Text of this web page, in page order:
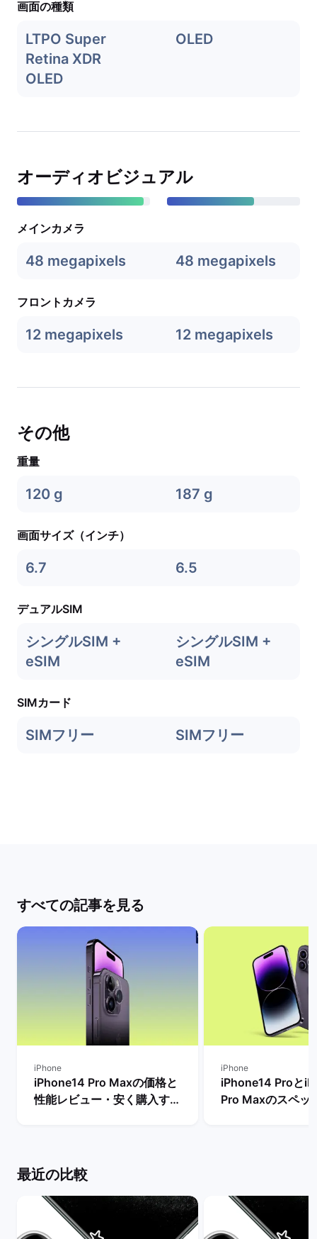
画面の種類
LTPO Super
Retina XDR
OLED
OLED
オーディオビジュアル
メインカメラ
48 megapixels 48 megapixels
フロントカメラ
12 megapixels 12 megapixels
その他
重量
120 g 187 g
画面サイズ（インチ）
6.7 6.5
デュアルSIM
シングルSIM +
eSIM
シングルSIM +
eSIM
SIMカード
SIMフリー SIMフリー
すべての記事を見る
iPhone
iPhone14 Pro Maxの価格と
性能レビュー・安く購入する
iPhone
iPhone14 Proと
Pro Maxのスペッ
最近の比較